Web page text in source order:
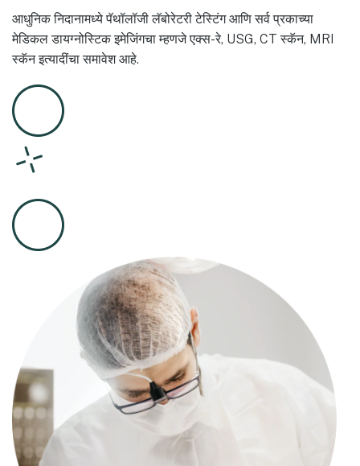
आधुनिक निदानामध्ये पॅथॉलॉजी लॅबोरेटरी टेस्टिंग आणि सर्व प्रकाच्या
मेडिकल डायग्नोस्टिक इमेजिंगचा म्हणजे एक्स-रे, USG, CT स्कॅन, MRI
स्कॅन इत्यादींचा समावेश आहे.